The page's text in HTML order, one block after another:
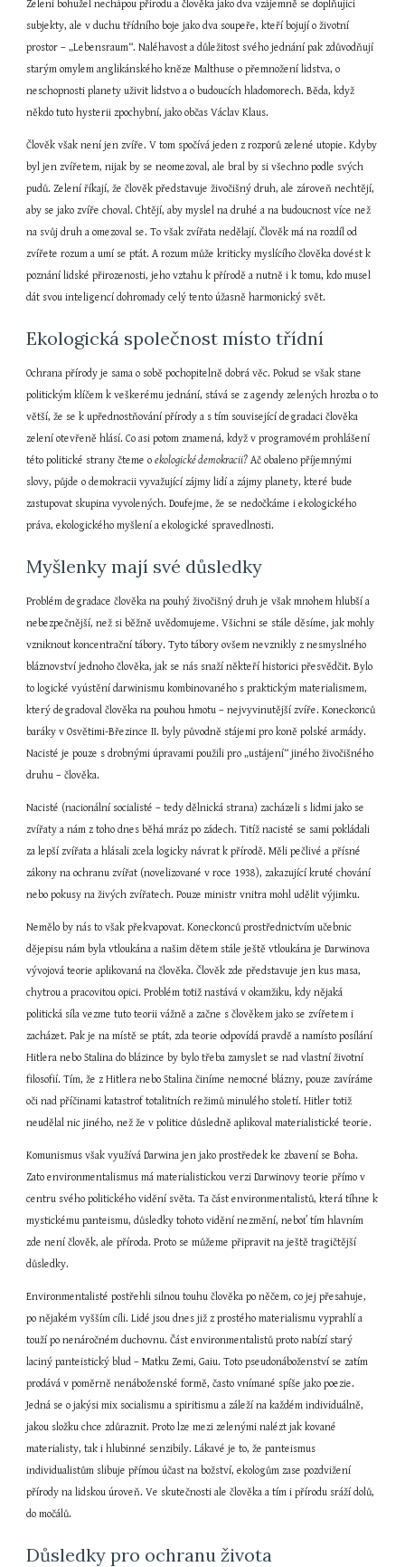
Zelení bohužel nechápou přírodu a člověka jako dva vzájemně se doplňující
subjekty, ale v duchu třídního boje jako dva soupeře, kteří bojují o životní
prostor – „Lebensraum“. Naléhavost a důležitost svého jednání pak zdůvodňují
starým omylem anglikánského kněze Malthuse o přemnožení lidstva, o
neschopnosti planety uživit lidstvo a o budoucích hladomorech. Běda, když
někdo tuto hysterii zpochybní, jako občas Václav Klaus.
Člověk však není jen zvíře. V tom spočívá jeden z rozporů zelené utopie. Kdyby
byl jen zvířetem, nijak by se neomezoval, ale bral by si všechno podle svých
pudů. Zelení říkají, že člověk představuje živočišný druh, ale zároveň nechtějí,
aby se jako zvíře choval. Chtějí, aby myslel na druhé a na budoucnost více než
na svůj druh a omezoval se. To však zvířata nedělají. Člověk má na rozdíl od
zvířete rozum a umí se ptát. A rozum může kriticky myslícího člověka dovést k
poznání lidské přirozenosti, jeho vztahu k přírodě a nutně i k tomu, kdo musel
dát svou inteligencí dohromady celý tento úžasně harmonický svět.
Ekologická společnost místo třídní
Ochrana přírody je sama o sobě pochopitelně dobrá věc. Pokud se však stane
politickým klíčem k veškerému jednání, stává se z agendy zelených hrozba o to
větší, že se k upřednostňování přírody a s tím související degradaci člověka
zelení otevřeně hlásí. Co asi potom znamená, když v programovém prohlášení
této politické strany čteme o ekologické demokracii? Ač obaleno příjemnými
slovy, půjde o demokracii vyvažující zájmy lidí a zájmy planety, které bude
zastupovat skupina vyvolených. Doufejme, že se nedočkáme i ekologického
práva, ekologického myšlení a ekologické spravedlnosti.
Myšlenky mají své důsledky
Problém degradace člověka na pouhý živočišný druh je však mnohem hlubší a
nebezpečnější, než si běžně uvědomujeme. Všichni se stále děsíme, jak mohly
vzniknout koncentrační tábory. Tyto tábory ovšem nevznikly z nesmyslného
bláznovství jednoho člověka, jak se nás snaží někteří historici přesvědčit. Bylo
to logické vyústění darwinismu kombinovaného s praktickým materialismem,
který degradoval člověka na pouhou hmotu – nejvyvinutější zvíře. Koneckonců
baráky v Osvětimi-Březince II. byly původně stájemi pro koně polské armády.
Nacisté je pouze s drobnými úpravami použili pro „ustájení“ jiného živočišného
druhu – člověka.
Nacisté (nacionální socialisté – tedy dělnická strana) zacházeli s lidmi jako se
zvířaty a nám z toho dnes běhá mráz po zádech. Titíž nacisté se sami pokládali
za lepší zvířata a hlásali zcela logicky návrat k přírodě. Měli pečlivé a přísné
zákony na ochranu zvířat (novelizované v roce 1938), zakazující kruté chování
nebo pokusy na živých zvířatech. Pouze ministr vnitra mohl udělit výjimku.
Nemělo by nás to však překvapovat. Koneckonců prostřednictvím učebnic
dějepisu nám byla vtloukána a našim dětem stále ještě vtloukána je Darwinova
vývojová teorie aplikovaná na člověka. Člověk zde představuje jen kus masa,
chytrou a pracovitou opici. Problém totiž nastává v okamžiku, kdy nějaká
politická síla vezme tuto teorii vážně a začne s člověkem jako se zvířetem i
zacházet. Pak je na místě se ptát, zda teorie odpovídá pravdě a namísto posílání
Hitlera nebo Stalina do blázince by bylo třeba zamyslet se nad vlastní životní
filosofií. Tím, že z Hitlera nebo Stalina činíme nemocné blázny, pouze zavíráme
oči nad příčinami katastrof totalitních režimů minulého století. Hitler totiž
neudělal nic jiného, než že v politice důsledně aplikoval materialistické teorie.
Komunismus však využívá Darwina jen jako prostředek ke zbavení se Boha.
Zato environmentalismus má materialistickou verzi Darwinovy teorie přímo v
centru svého politického vidění světa. Ta část environmentalistů, která tíhne k
mystickému panteismu, důsledky tohoto vidění nezmění, neboť tím hlavním
zde není člověk, ale příroda. Proto se můžeme připravit na ještě tragičtější
důsledky.
Environmentalisté postřehli silnou touhu člověka po něčem, co jej přesahuje,
po nějakém vyšším cíli. Lidé jsou dnes již z prostého materialismu vyprahlí a
touží po nenáročném duchovnu. Část environmentalistů proto nabízí starý
laciný panteistický blud – Matku Zemi, Gaiu. Toto pseudonáboženství se zatím
prodává v poměrně nenáboženské formě, často vnímané spíše jako poezie.
Jedná se o jakýsi mix socialismu a spiritismu a záleží na každém individuálně,
jakou složku chce zdůraznit. Proto lze mezi zelenými nalézt jak kované
materialisty, tak i hlubinné senzibily. Lákavé je to, že panteismus
individualistům slibuje přímou účast na božství, ekologům zase pozdvižení
přírody na lidskou úroveň. Ve skutečnosti ale člověka a tím i přírodu sráží dolů,
do močálů.
Důsledky pro ochranu života